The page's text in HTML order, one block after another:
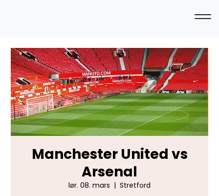
Manchester United vs
Arsenal
lør. 08. mars
  |
Stretford